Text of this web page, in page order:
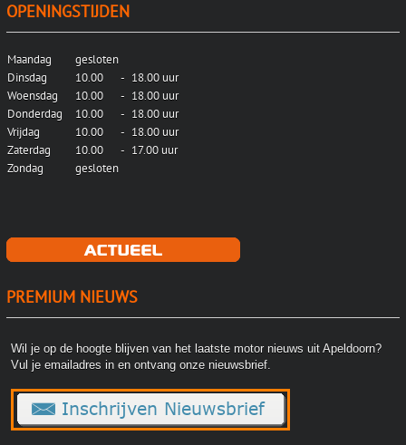
OPENINGSTIJDEN
Maandag
gesloten
Dinsdag
10.00 - 18.00 uur
Woensdag
10.00 - 18.00 uur
Donderdag
10.00 - 18.00 uur
Vrijdag
10.00 - 18.00 uur
Zaterdag
10.00 - 17.00 uur
Zondag
gesloten
PREMIUM NIEUWS
Wil je op de hoogte blijven van het laatste motor nieuws uit Apeldoorn?
Vul je emailadres in en ontvang onze nieuwsbrief.